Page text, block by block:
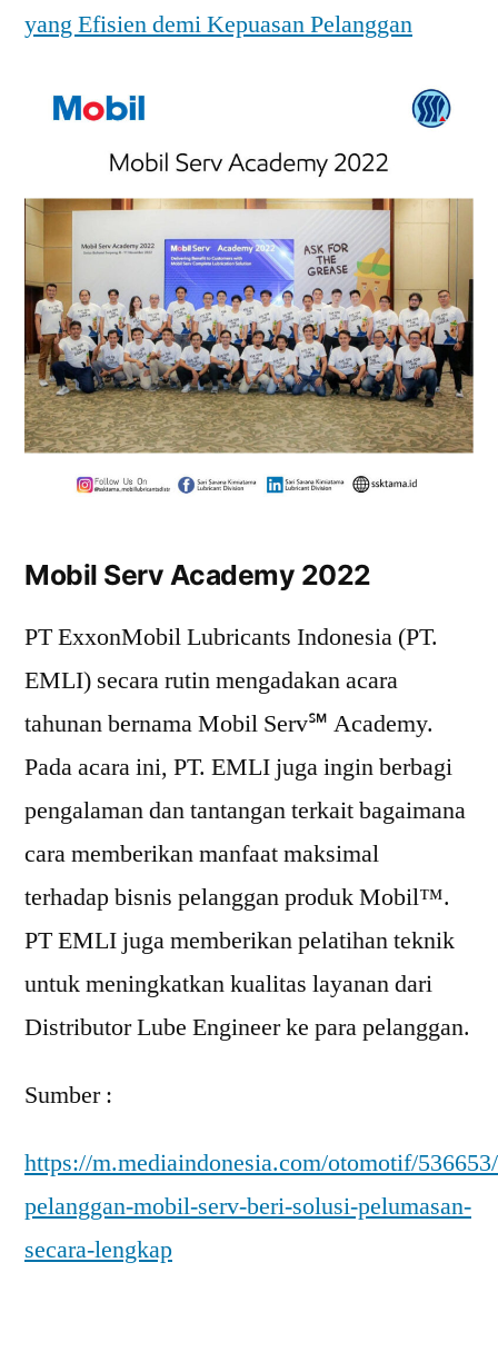
yang Efisien demi Kepuasan Pelanggan
Mobil Serv Academy 2022
PT ExxonMobil Lubricants Indonesia (PT.
EMLI) secara rutin mengadakan acara
tahunan bernama Mobil Serv℠ Academy.
Pada acara ini, PT. EMLI juga ingin berbagi
pengalaman dan tantangan terkait bagaimana
cara memberikan manfaat maksimal
terhadap bisnis pelanggan produk Mobil™.
PT EMLI juga memberikan pelatihan teknik
untuk meningkatkan kualitas layanan dari
Distributor Lube Engineer ke para pelanggan.
Sumber :
https://m.mediaindonesia.com/otomotif/
pelanggan-mobil-serv-beri-solusi-pelumasan-
secara-lengkap